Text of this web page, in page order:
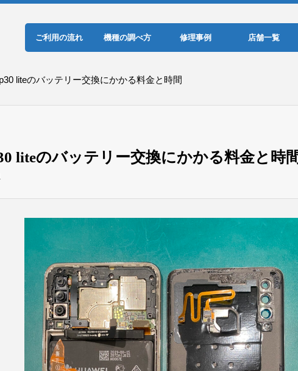
ご利用の流れ 機種の調べ方 修理事例 店舗一覧
liteのバッテリー交換にかかる料金と時間
liteのバッテリー交換にかかる料金と時